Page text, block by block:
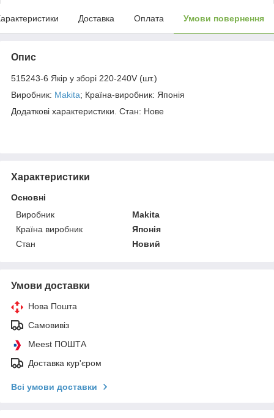
Доставка Оплата Умови повернення
Опис
515243-6 Якір у зборі 220-240V (шт.)
Виробник: Makita; Країна-виробник: Японія
Додаткові характеристики. Стан: Нове
Характеристики
Основні
Виробник
Makita
Країна виробник
Японія
Стан
Новий
Умови доставки
Нова Пошта
Самовивіз
Meest ПОШТА
Доставка кур'єром
Всі умови доставки